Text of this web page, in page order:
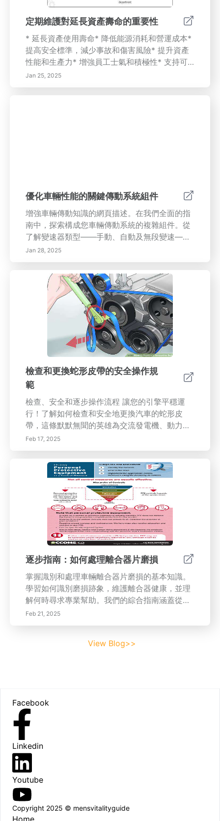
定期維護對延長資產壽命的重要性
* 延長資產使用壽命* 降低能源消耗和營運成本*
提高安全標準，減少事故和傷害風險* 提升資產
性能和生產力* 增強員工士氣和積極性* 支持可
持續發展和環保責任* 提高資產價值和轉售價值*
增強利益相關者信心，改善股票表現定期維護的
慮主動維護，以在潛在問題升級為重大問題之前
解決它們投資定期維護實踐有助於企業節省成
本，提高效率，提升資產性能。通過理解其好處
並實施最佳實踐，組織可以將自己定位為致力於
卓越和品質的行業領導者。
Jan 25, 2025
優化車輛性能的關鍵傳動系統組件
增強車輛傳動知識的網頁描述。在我們全面的指
南中，探索構成您車輛傳動系統的複雜組件。從
了解變速器類型——手動、自動及無段變速——
到驅動軸、差速器、車軸、離合器和變速箱所扮
演的重要角色，深入了解這些系統如何共同作
用，以優化性能和效率。深入探討適當維護的好
處、常見問題以及現代創新如何提升您的車輛駕
駛動態。無論您是汽車愛好者還是休閒駕駛者，
理解這些元素對於做出明智的車輛決策和確保車
輛平穩運行至關重要。了解更多有關確保耐用
性、燃油效率和愉悅駕駛體驗的資訊！
Jan 28, 2025
檢查和更換蛇形皮帶的安全操作規
範
檢查、安全和逐步操作流程 讓您的引擎平穩運
行！了解如何檢查和安全地更換汽車的蛇形皮
帶，這條默默無聞的英雄為交流發電機、動力轉
向、空調和水泵等重要附件提供動力。本指南涵
蓋了從預檢查安全清單、了解皮帶功能和識別磨
損，到逐步拆卸和安裝，以及有用的安全提示和
更換後檢查的所有內容。通過主動維護您車輛的
蛇形皮帶，避免故障和昂貴的維修。涵蓋的關鍵
主題：* 蛇形皮帶功能：了解這條皮帶在引擎性
能中的重要作用。* 檢查與安全：了解如何識別
裂紋、磨損和其他磨損跡象，重點關注安全規
程。* 工具與準備：為安全高效的更換收集正確
的工具和設備。* 逐步更換：按照詳細的指南拆
卸舊皮帶並安裝新皮帶。* 最終檢查與維護：了
解如何確保新皮帶運行正常以及如何維護您的皮
帶系統以實現長期可靠性。* 安全檢查程序：了
解預檢查清單、安全協議以及逐步檢查和更換技
術。* 安全的蛇形皮帶更換：這是一份關於您需
要的工具和更換程序的逐步指南。* 圖片 視覺指
南。關鍵詞：蛇形皮帶、汽車維護、引擎維修、
動力轉向、空調、水泵、檢查、DIY汽車維修、
Feb 17, 2025
逐步指南：如何處理離合器片磨損
掌握識別和處理車輛離合器片磨損的基本知識。
學習如何識別磨損跡象，維護離合器健康，並理
解何時尋求專業幫助。我們的綜合指南涵蓋從視
覺提示和機械症狀到維護最佳實踐的一切內容。
通過有效的離合器保養策略，今天就提升您車輛
護，離合器磨損跡象，離合器檢查，專業汽車服
Feb 21, 2025
View Blog>>
Facebook
Linkedin
Youtube
Copyright 2025 © mensvitalityguide
Home